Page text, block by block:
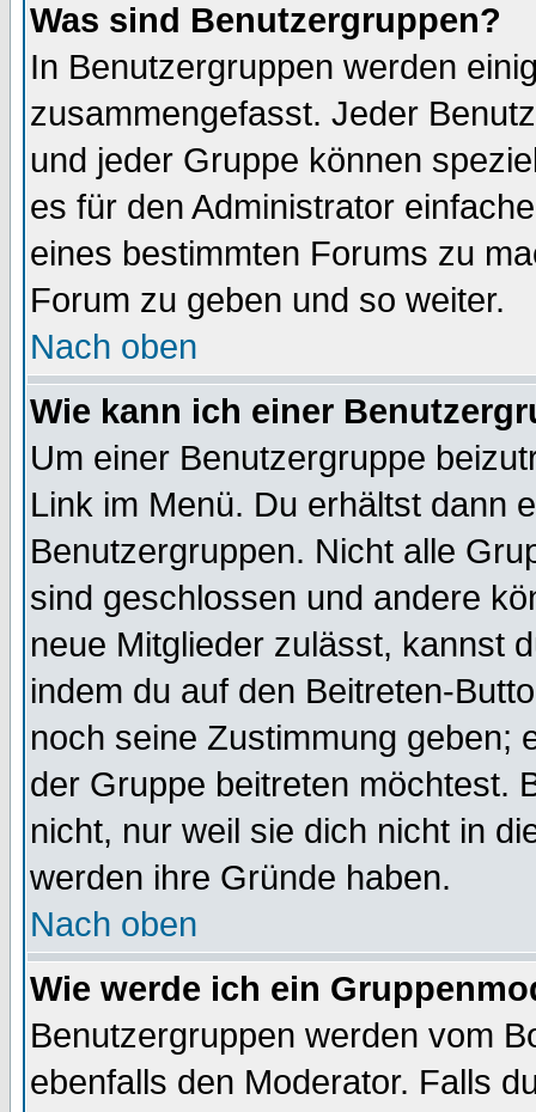
Was sind Benutzergruppen?
In Benutzergruppen werden
zusammengefasst. Jeder
und jeder Gruppe können
es für den Administrator
eines bestimmten Forums zu
Forum zu geben und so weiter.
Nach oben
Wie kann ich einer
Um einer Benutzergruppe
Link im Menü. Du erhältst dann
Benutzergruppen. Nicht alle
sind geschlossen und andere
neue Mitglieder zulässt, kannst
indem du auf den Beitreten-
noch seine Zustimmung geben;
der Gruppe beitreten möchtest.
nicht, nur weil sie dich nicht in
werden ihre Gründe haben.
Nach oben
Wie werde ich ein
Benutzergruppen werden vom
ebenfalls den Moderator. Falls